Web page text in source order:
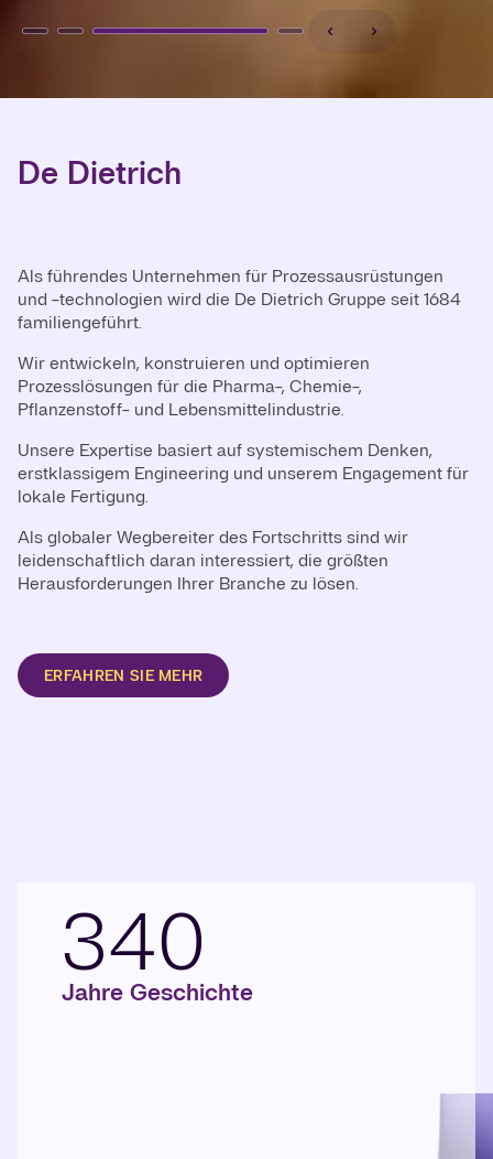
De Dietrich
Als führendes Unternehmen für Prozessausrüstungen
und -technologien wird die De Dietrich Gruppe seit 1684
familiengeführt.
Wir entwickeln, konstruieren und optimieren
Prozesslösungen für die Pharma-, Chemie-,
Pflanzenstoff- und Lebensmittelindustrie.
Unsere Expertise basiert auf systemischem Denken,
erstklassigem Engineering und unserem Engagement für
lokale Fertigung.
Als globaler Wegbereiter des Fortschritts sind wir
leidenschaftlich daran interessiert, die größten
Herausforderungen Ihrer Branche zu lösen.
ERFAHREN SIE MEHR
340
Jahre Geschichte